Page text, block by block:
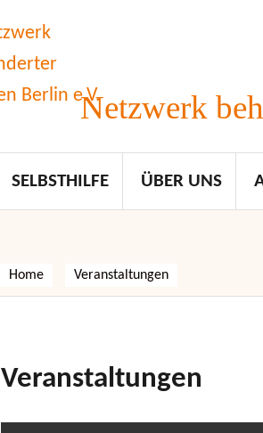
Netzwerk
SELBSTHILFE ÜBER UNS
Home Veranstaltungen
Veranstaltungen